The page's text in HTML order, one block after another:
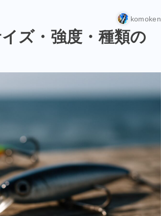
komoken
ズ・強度・種類の